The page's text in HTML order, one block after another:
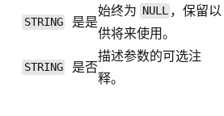
STRING 是是
始终为 NULL ，保留以
供将来使用。
STRING 是否
描述参数的可选注
释。